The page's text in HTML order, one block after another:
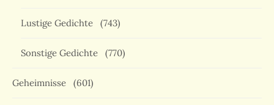
Lustige Gedichte (743)
Sonstige Gedichte (770)
Geheimnisse (601)